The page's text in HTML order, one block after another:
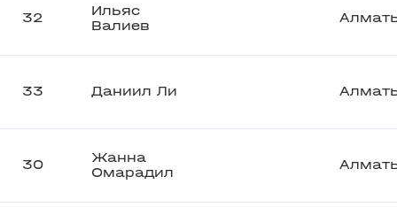
32
Ильяс
Валиев
33 Даниил Ли
30
Жанна
Омарадил